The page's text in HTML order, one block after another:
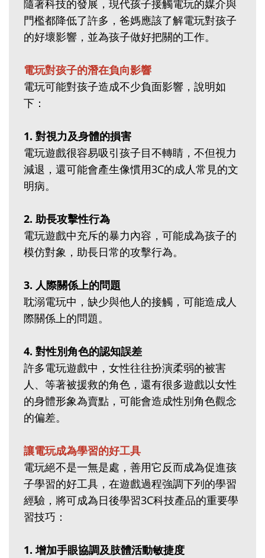
隨著科技的發展，現代孩子接觸電玩的媒介與
門檻都降低了許多，爸媽應該了解電玩對孩子
的好壞影響，並為孩子做好把關的工作。
電玩對孩子的潛在負向影響
電玩可能對孩子造成不少負面影響，說明如
下：
1. 對視力及身體的損害
電玩遊戲很容易吸引孩子目不轉睛，不但視力
減退，還可能會產生像慣用3C的成人常見的文
明病。
2. 助長攻擊性行為
電玩遊戲中充斥的暴力內容，可能成為孩子的
模仿對象，助長日常的攻擊行為。
3. 人際關係上的問題
耽溺電玩中，缺少與他人的接觸，可能造成人
際關係上的問題。
4. 對性別角色的認知誤差
許多電玩遊戲中，女性往往扮演柔弱的被害
人、等著被援救的角色，還有很多遊戲以女性
的身體形象為賣點，可能會造成性別角色觀念
的偏差。
讓電玩成為學習的好工具
電玩絕不是一無是處，善用它反而成為促進孩
子學習的好工具，在遊戲過程強調下列的學習
經驗，將可成為日後學習3C科技產品的重要學
習技巧：
1. 增加手眼協調及肢體活動敏捷度